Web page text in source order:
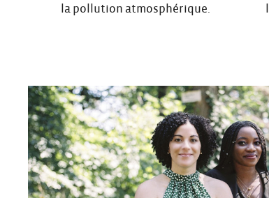
la pollution atmosphérique.